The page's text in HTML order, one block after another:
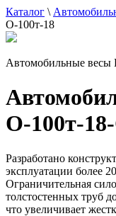
Каталог \
О-100т-18
Автомобильные весы
О-100т-
Разработано
эксплуатации более
Ограничительная
толстостенных труб
что увеличивает